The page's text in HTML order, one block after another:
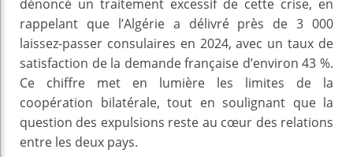
dénoncé un traitement excessif de cette crise, en
rappelant que l’Algérie a délivré près de 3 000
laissez-passer consulaires en 2024, avec un taux de
satisfaction de la demande française d’environ 43 %.
Ce chiffre met en lumière les limites de la
coopération bilatérale, tout en soulignant que la
question des expulsions reste au cœur des relations
entre les deux pays.